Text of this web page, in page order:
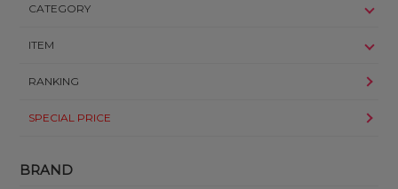
CATEGORY
ITEM
RANKING
SPECIAL PRICE
BRAND